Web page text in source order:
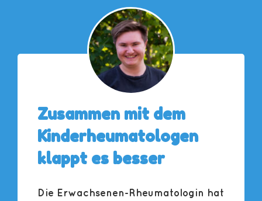
Zusammen mit dem
Kinderheumatologen
klappt es besser
Die Erwachsenen-Rheumatologin hat